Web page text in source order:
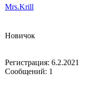
Mrs.Krill
Новичок
Регистрация: 6.2.2021
Сообщений: 1